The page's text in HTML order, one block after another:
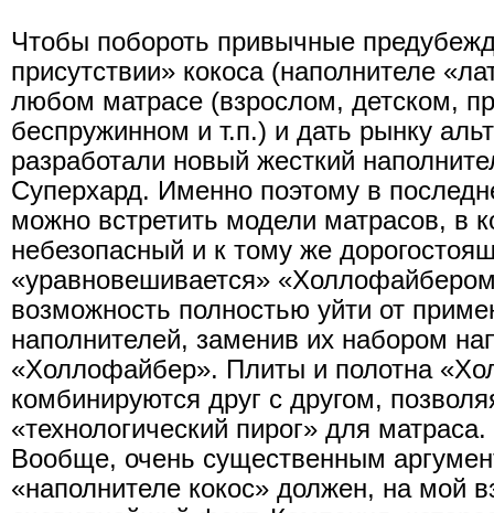
Чтобы побороть привычные
присутствии» кокоса (наполнителе
любом матрасе (взрослом, детском,
беспружинном и т.п.) и дать рынку
разработали новый жесткий
Суперхард. Именно поэтому в
можно встретить модели матрасов, в
небезопасный и к тому же
«уравновешивается»
возможность полностью уйти от
наполнителей, заменив их набором
«Холлофайбер». Плиты и полотна
комбинируются друг с другом,
«технологический пирог» для матраса.
Вообще, очень существенным
«наполнителе кокос» должен, на мой